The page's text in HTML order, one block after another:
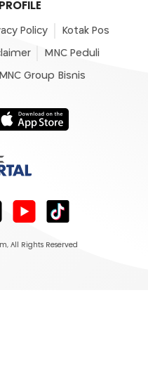
Policy Kotak Pos
MNC Peduli
MNC Group Bisnis
, All Rights Reserved